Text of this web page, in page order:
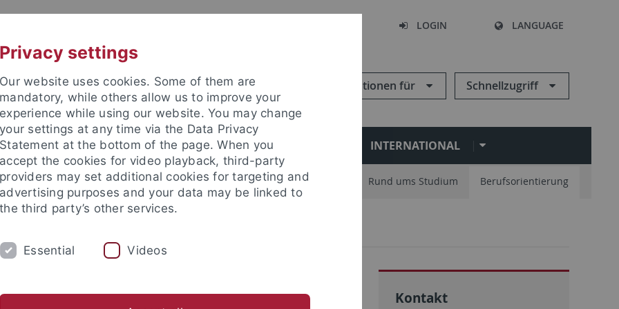
LOGIN LANGUAGE
Informationen für Schnellzugriff
FORSCHUNG EINRICHTUNGEN INTERNATIONAL
und Immatrikulation Beratung und Info Studienorganisation Rund ums Studium Berufsorientierung
Kontakt
Privacy settings
Our website uses cookies. Some of them are
mandatory, while others allow us to improve your
experience while using our website. You may change
your settings at any time via the Data Privacy
Statement at the bottom of the page. When you
accept the cookies for video playback, third-party
providers may set additional cookies for targeting and
advertising purposes and your data may be linked to
the third party’s other services.
Essential Videos